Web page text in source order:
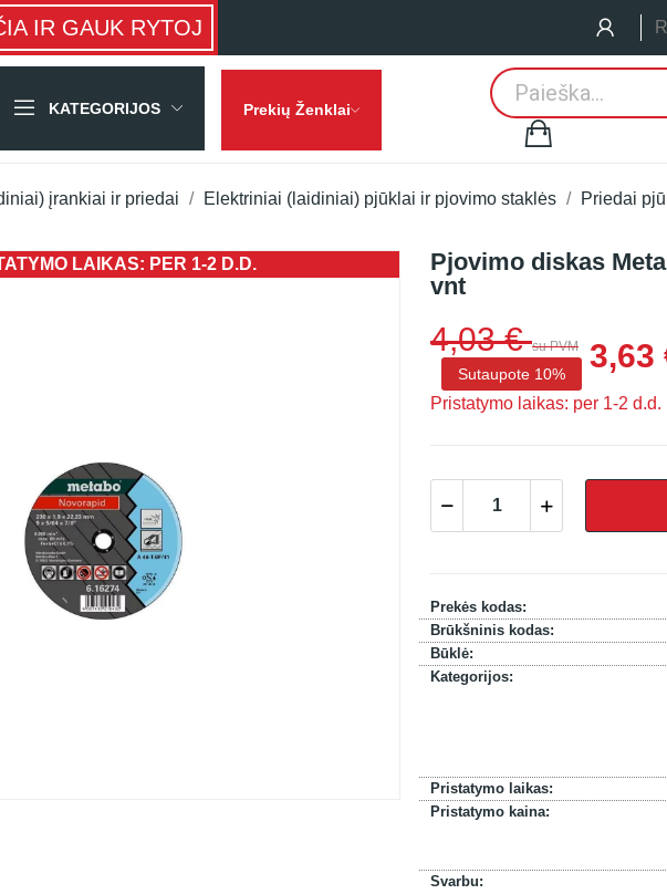
IR GAUK RYTOJ
KATEGORIJOS Prekių Ženklai
įrankiai ir priedai Elektriniai (laidiniai) pjūklai ir pjovimo staklės Priedai
LAIKAS: PER 1-2 D.D.
Pjovimo diskas
vnt
3,63
4,03 €su PVM
Sutaupote 10%
Pristatymo laikas: per 1-2 d.d.
Prekės kodas:
Brūkšninis kodas:
Būklė:
Kategorijos:
Pristatymo laikas:
Pristatymo kaina:
Svarbu: